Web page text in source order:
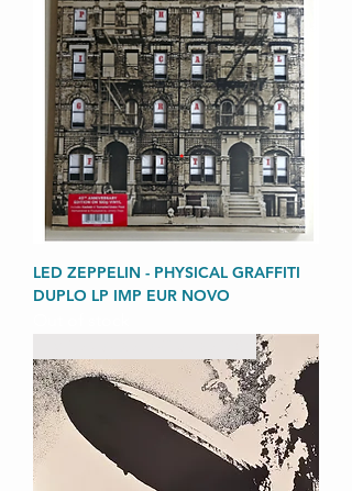
LED ZEPPELIN - PHYSICAL GRAFFITI
DUPLO LP IMP EUR NOVO